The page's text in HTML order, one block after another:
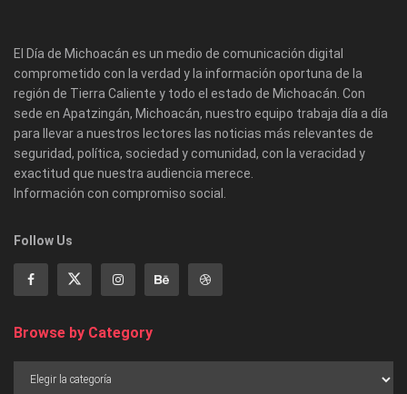
El Día de Michoacán es un medio de comunicación digital
comprometido con la verdad y la información oportuna de la
región de Tierra Caliente y todo el estado de Michoacán. Con
sede en Apatzingán, Michoacán, nuestro equipo trabaja día a día
para llevar a nuestros lectores las noticias más relevantes de
seguridad, política, sociedad y comunidad, con la veracidad y
exactitud que nuestra audiencia merece.
Información con compromiso social.
Follow Us
Browse by Category